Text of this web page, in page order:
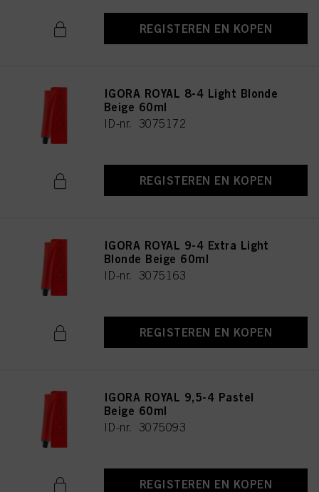
REGISTEREN EN KOPEN
IGORA ROYAL 8-4 Light Blonde
Beige 60ml
ID-nr. 3075172
REGISTEREN EN KOPEN
IGORA ROYAL 9-4 Extra Light
Blonde Beige 60ml
ID-nr. 3075163
REGISTEREN EN KOPEN
IGORA ROYAL 9,5-4 Pastel
Beige 60ml
ID-nr. 3075093
REGISTEREN EN KOPEN